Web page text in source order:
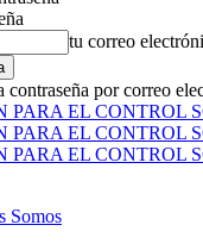
tu correo
contraseña por correo
Somos